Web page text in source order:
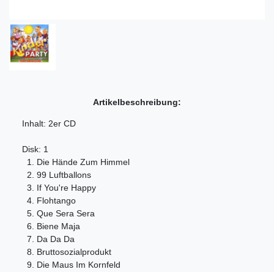
Artikelbeschreibung:
Inhalt: 2er CD
Disk: 1
1. Die Hände Zum Himmel
2. 99 Luftballons
3. If You're Happy
4. Flohtango
5. Que Sera Sera
6. Biene Maja
7. Da Da Da
8. Bruttosozialprodukt
9. Die Maus Im Kornfeld